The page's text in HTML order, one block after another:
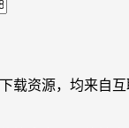
载资源，均来自